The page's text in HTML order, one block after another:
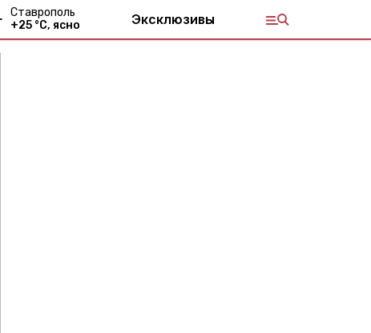
Ставрополь
+25 °С, ясно Эксклюзивы